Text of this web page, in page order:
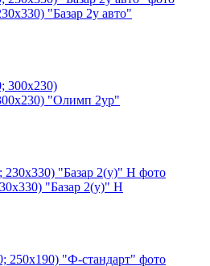
"Базар 2у авто"
"Олимп 2ур"
"Базар 2(у)" Н